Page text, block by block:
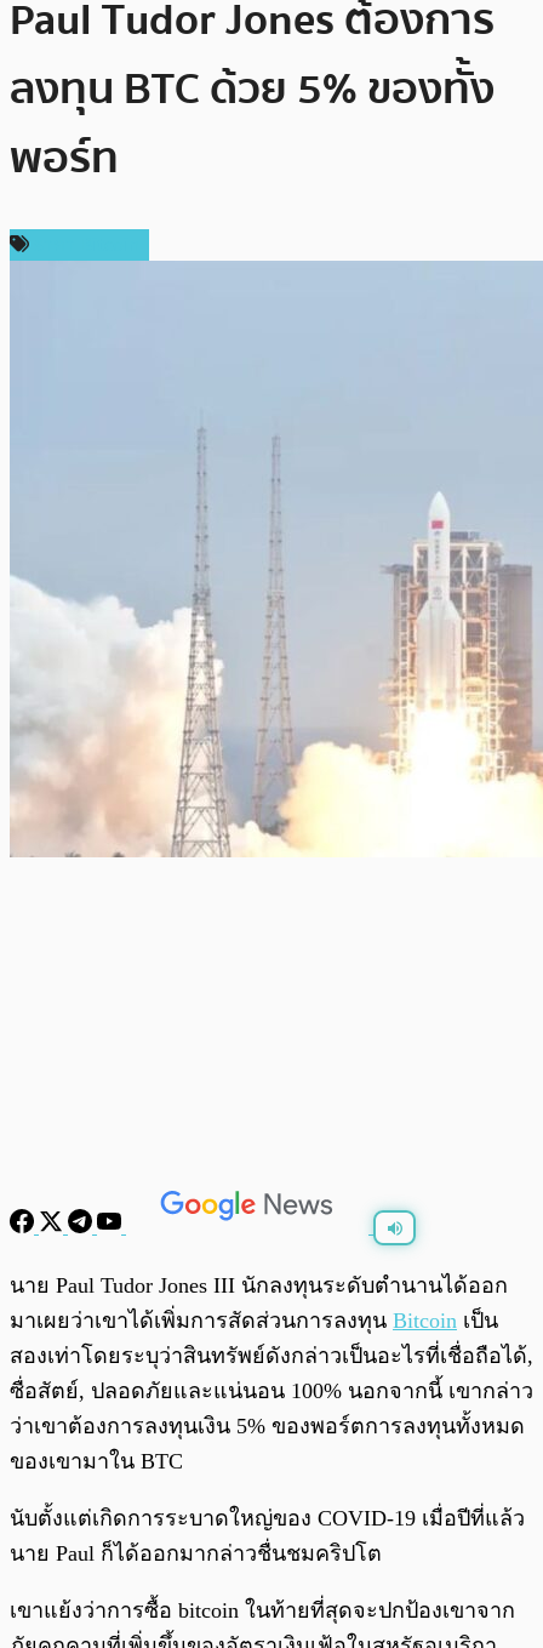
Paul Tudor Jones ต้องการ
ลงทุน BTC ด้วย 5% ของทั้ง
พอร์ท
/0:00
นาย Paul Tudor Jones III นักลงทุนระดับตำนานได้ออก
มาเผยว่าเขาได้เพิ่มการสัดส่วนการลงทุน Bitcoin เป็น
สองเท่าโดยระบุว่าสินทรัพย์ดังกล่าวเป็นอะไรที่เชื่อถือได้,
ซื่อสัตย์, ปลอดภัยและแน่นอน 100% นอกจากนี้ เขากล่าว
ว่าเขาต้องการลงทุนเงิน 5% ของพอร์ตการลงทุนทั้งหมด
ของเขามาใน BTC
นับตั้งแต่เกิดการระบาดใหญ่ของ COVID-19 เมื่อปีที่แล้ว
นาย Paul ก็ได้ออกมากล่าวชื่นชมคริปโต
เขาแย้งว่าการซื้อ bitcoin ในท้ายที่สุดจะปกป้องเขาจาก